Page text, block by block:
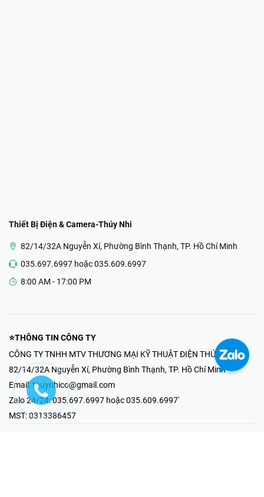
Thiết Bị Điện & Camera-Thúy Nhi
82/14/32A Nguyễn Xí, Phường Bình Thạnh, TP. Hồ Chí Minh
035.697.6997 hoặc 035.609.6997
8:00 AM - 17:00 PM
⭐THÔNG TIN CÔNG TY
CÔNG TY TNHH MTV THƯƠNG MẠI KỸ THUẬT ĐIỆN THÚY NHI
82/14/32A Nguyễn Xí, Phường Bình Thạnh, TP. Hồ Chí Minh
Email: thuynhico@gmail.com
Zalo 24/24:035.697.6997 hoặc 035.609.6997'
MST:0313386457